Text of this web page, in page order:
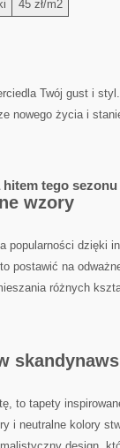
45 zł/m2
Twój gust‌ i​
nowego życia i
hitem tego sezonu
wzory
popularności dzięki
postawić na‍
różnych
‌to tapety
i neutralne kolory‌